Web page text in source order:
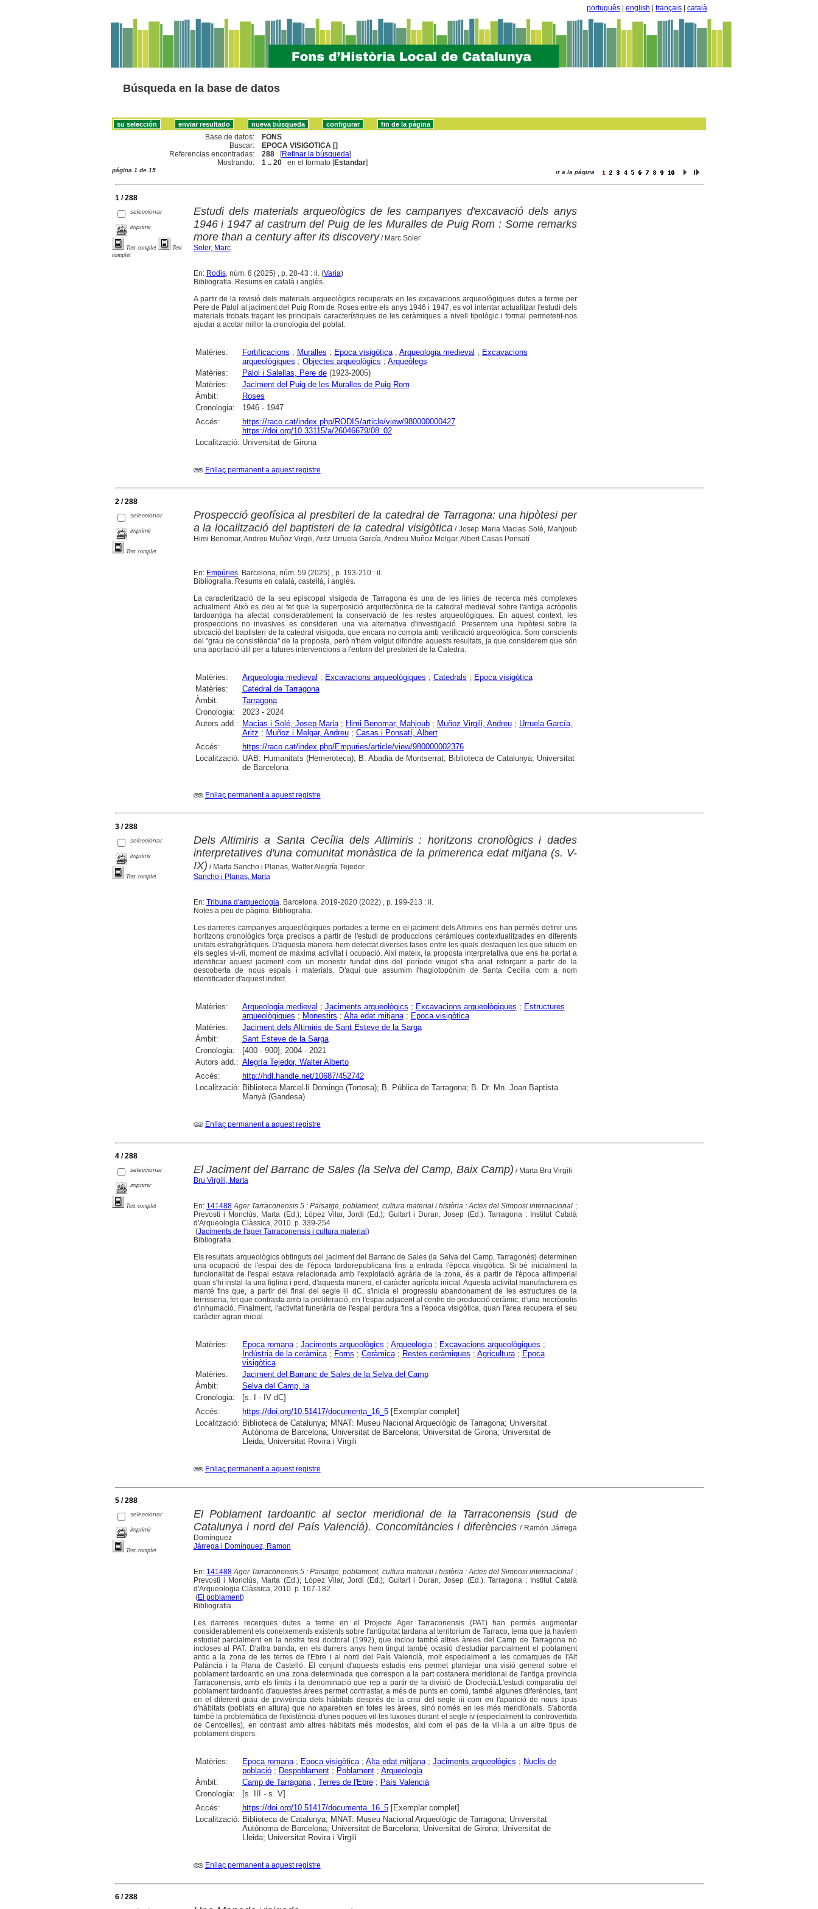
português english français català
Búsqueda en la base de datos
Base de datos:
FONS
Buscar:
EPOCA VISIGOTICA []
Referencias encontradas:
288 [Refinar la búsqueda]
Mostrando:
1 .. 20 en el formato [Estandar]
página 1 de 15 ir a la página
1 / 288
seleccionar
imprimir
Text complet
Text
complet
Estudi dels materials arqueològics de les campanyes d'excavació dels anys
1946 i 1947 al castrum del Puig de les Muralles de Puig Rom : Some remarks
more than a century after its discovery/ Marc Soler
Soler, Marc
En: Rodis, núm. 8 (2025) , p. 28-43 : il. (Varia)
Bibliografia. Resums en català i anglès.
A partir de la revisió dels materials arqueològics recuperats en les excavacions arqueològiques dutes a terme per
Pere de Palol al jaciment del Puig Rom de Roses entre els anys 1946 i 1947, es vol intentar actualitzar l'estudi dels
materials trobats traçant les principals característiques de les ceràmiques a nivell tipològic i formal permetent-nos
ajudar a acotar millor la cronologia del poblat.
Matèries: Fortificacions ; Muralles ; Epoca visigòtica; Arqueologia medieval ; Excavacions
arqueològiques ; Objectes arqueològics ; Arqueòlegs
Matèries:
Palol i Salellas, Pere de(1923-2005)
Matèries:
Jaciment del Puig de les Muralles de Puig Rom
Àmbit:
Roses
Cronologia:
1946 - 1947
Accés:
https://raco.cat/index.php/RODIS/article/view/980000000427
https://doi.org/10.33115/a/26046679/08_02
Localització: Universitat de Girona
Enllaç permanent a aquest registre
2 / 288
seleccionar
imprimir
Text complet
Prospecció geofísica al presbiteri de la catedral de Tarragona: una hipòtesi per
a la localització del baptisteri de la catedral visigòtica/ Josep Maria Macias Solé, Mahjoub
Himi Benomar, Andreu Muñoz Virgili, Aritz Urruela García, Andreu Muñoz Melgar, Albert Casas Ponsatí
En: Empúries. Barcelona, núm. 59 (2025) , p. 193-210 : il.
Bibliografia. Resums en català, castellà, i anglès.
La caracterització de la seu episcopal visigoda de Tarragona és una de les línies de recerca més complexes
actualment. Això es deu al fet que la superposició arquitectònica de la catedral medieval sobre l'antiga acròpolis
tardoantiga ha afectat considerablement la conservació de les restes arqueològiques. En aquest context, les
prospeccions no invasives es consideren una via alternativa d'investigació. Presentem una hipòtesi sobre la
ubicació del baptisteri de la catedral visigoda, que encara no compta amb verificació arqueològica. Som conscients
del "grau de consistència" de la proposta, però n'hem volgut difondre aquests resultats, ja que considerem que són
una aportació útil per a futures intervencions a l'entorn del presbiteri de la Catedra.
Matèries: Arqueologia medieval ; Excavacions arqueològiques ; Catedrals ; Epoca visigòtica
Matèries:
Catedral de Tarragona
Àmbit:
Tarragona
Cronologia:
2023 - 2024
Autors add.: Macias i Solé, Josep Maria; Himi Benomar, Mahjoub; Muñoz Virgili, Andreu; Urruela García,
Aritz ; Muñoz i Melgar, Andreu; Casas i Ponsatí, Albert
Accés:
https://raco.cat/index.php/Empuries/article/view/980000002376
Localització: UAB: Humanitats (Hemeroteca); B. Abadia de Montserrat; Biblioteca de Catalunya; Universitat
de Barcelona
Enllaç permanent a aquest registre
3 / 288
seleccionar
imprimir
Text complet
Dels Altimiris a Santa Cecília dels Altimiris : horitzons cronològics i dades
interpretatives d'una comunitat monàstica de la primerenca edat mitjana (s. V-
IX) / Marta Sancho i Planas, Walter Alegría Tejedor
Sancho i Planas, Marta
En: Tribuna d'arqueologia. Barcelona. 2019-2020 (2022) , p. 199-213 : il.
Notes a peu de pàgina. Bibliografia.
Les darreres campanyes arqueològiques portades a terme en el jaciment dels Altimiris ens han permès definir uns
horitzons cronològics força precisos a partir de l'estudi de produccions ceràmiques contextualitzades en diferents
unitats estratigràfiques. D'aquesta manera hem detectat diverses fases entre les quals destaquen les que situem en
els segles vi-vii, moment de màxima activitat i ocupació. Així mateix, la proposta interpretativa que ens ha portat a
identificar aquest jaciment com un monestir fundat dins del període visigot s'ha anat reforçant a partir de la
descoberta de nous espais i materials. D'aquí que assumim l'hagiotopònim de Santa Cecília com a nom
identificador d'aquest indret.
Matèries: Arqueologia medieval ; Jaciments arqueològics ; Excavacions arqueològiques ; Estructures
arqueològiques ; Monestirs ; Alta edat mitjana; Epoca visigòtica
Matèries:
Jaciment dels Altimiris de Sant Esteve de la Sarga
Àmbit:
Sant Esteve de la Sarga
Cronologia:
[400 - 900]; 2004 - 2021
Autors add.: Alegría Tejedor, Walter Alberto
Accés:
http://hdl.handle.net/10687/452742
Localització: Biblioteca Marcel·lí Domingo (Tortosa); B. Pública de Tarragona; B. Dr. Mn. Joan Baptista
Manyà (Gandesa)
Enllaç permanent a aquest registre
4 / 288
seleccionar
imprimir
Text complet
El Jaciment del Barranc de Sales (la Selva del Camp, Baix Camp) / Marta Bru Virgili
Bru Virgili, Marta
En: 141488 Ager Tarraconensis 5 : Paisatge, poblament, cultura material i història : Actes del Simposi internacional ;
Prevosti i Monclús, Marta (Ed.); López Vilar, Jordi (Ed.); Guitart i Duran, Josep (Ed.). Tarragona : Institut Català
d'Arqueologia Clàssica, 2010. p. 339-254
(Jaciments de l'ager Tarraconensis i cultura material )
Bibliografia.
Els resultats arqueològics obtinguts del jaciment del Barranc de Sales (la Selva del Camp, Tarragonès) determinen
una ocupació de l'espai des de l'època tardorepublicana fins a entrada l'època visigòtica. Si bé inicialment la
funcionalitat de l'espai estava relacionada amb l'explotació agrària de la zona, és a partir de l'època altimperial
quan s'hi instal·la una figlina i perd, d'aquesta manera, el caràcter agrícola inicial. Aquesta activitat manufacturera es
manté fins que, a partir del final del segle iii dC, s'inicia el progressiu abandonament de les estructures de la
terrisseria, fet que contrasta amb la proliferació, en l'espai adjacent al centre de producció ceràmic, d'una necròpolis
d'inhumació. Finalment, l'activitat funerària de l'espai perdura fins a l'època visigòtica, quan l'àrea recupera el seu
caràcter agrari inicial.
Matèries: Epoca romana; Jaciments arqueològics ; Arqueologia; Excavacions arqueològiques ;
Indústria de la ceràmica; Forns ; Ceràmica; Restes ceràmiques ; Agricultura; Epoca
visigòtica
Matèries:
Jaciment del Barranc de Sales de la Selva del Camp
Àmbit:
Selva del Camp, la
Cronologia:
[s. I - IV dC]
Accés:
https://doi.org/10.51417/documenta_16_5[Exemplar complet]
Localització: Biblioteca de Catalunya; MNAT: Museu Nacional Arqueològic de Tarragona; Universitat
Autònoma de Barcelona; Universitat de Barcelona; Universitat de Girona; Universitat de
Lleida; Universitat Rovira i Virgili
Enllaç permanent a aquest registre
5 / 288
seleccionar
imprimir
Text complet
El Poblament tardoantic al sector meridional de la Tarraconensis (sud de
Catalunya i nord del País Valenciá). Concomitàncies i diferències/ Ramón Járrega
Domínguez
Járrega i Domínguez, Ramon
En: 141488 Ager Tarraconensis 5 : Paisatge, poblament, cultura material i història : Actes del Simposi internacional ;
Prevosti i Monclús, Marta (Ed.); López Vilar, Jordi (Ed.); Guitart i Duran, Josep (Ed.). Tarragona : Institut Català
d'Arqueologia Clàssica, 2010. p. 167-182
(El poblament)
Bibliografia.
Les darreres recerques dutes a terme en el Projecte Ager Tarraconensis (PAT) han permès augmentar
considerablement els coneixements existents sobre l'antiguitat tardana al territorium de Tarraco, tema que ja havíem
estudiat parcialment en la nostra tesi doctoral (1992), que inclou també altres àrees del Camp de Tarragona no
incloses al PAT. D'altra banda, en els darrers anys hem tingut també ocasió d'estudiar parcialment el poblament
antic a la zona de les terres de l'Ebre i al nord del País Valencià, molt especialment a les comarques de l'Alt
Palància i la Plana de Castelló. El conjunt d'aquests estudis ens permet plantejar una visió general sobre el
poblament tardoantic en una zona determinada que correspon a la part costanera meridional de l'antiga provincia
Tarraconensis, amb els límits i la denominació que rep a partir de la divisió de Dioclecià.L'estudi comparatiu del
poblament tardoantic d'aquestes àrees permet contrastar, a més de punts en comú, també algunes diferències, tant
en el diferent grau de prvivència dels hàbitats després de la crisi del segle iii com en l'aparició de nous tipus
d'hàbitats (poblats en altura) que no apareixen en totes les àrees, sinó només en les més meridionals. S'aborda
també la problemàtica de l'existència d'unes poques vil·les luxoses durant el segle iv (especialment la controvertida
de Centcelles), en contrast amb altres hàbitats més modestos, així com el pas de la vil·la a un altre tipus de
poblament dispers.
Matèries: Epoca romana; Epoca visigòtica; Alta edat mitjana; Jaciments arqueològics ; Nuclis de
població; Despoblament; Poblament; Arqueologia
Àmbit:
Camp de Tarragona; Terres de l'Ebre; País Valencià
Cronologia:
[s. III - s. V]
Accés:
https://doi.org/10.51417/documenta_16_5[Exemplar complet]
Localització: Biblioteca de Catalunya; MNAT: Museu Nacional Arqueològic de Tarragona; Universitat
Autònoma de Barcelona; Universitat de Barcelona; Universitat de Girona; Universitat de
Lleida; Universitat Rovira i Virgili
Enllaç permanent a aquest registre
6 / 288